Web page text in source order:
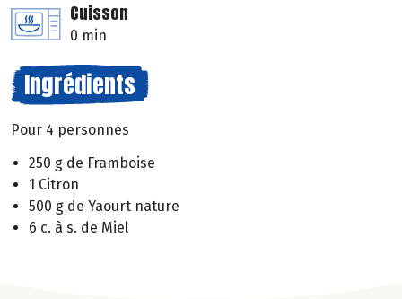
Cuisson
0 min
Ingrédients
Pour 4 personnes
250 g de Framboise
1 Citron
500 g de Yaourt nature
6 c. à s. de Miel